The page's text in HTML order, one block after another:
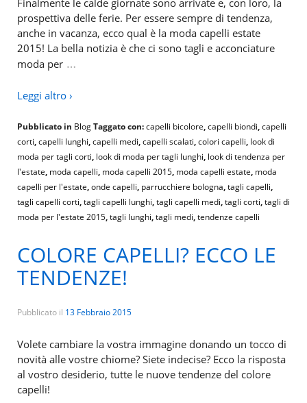
Finalmente le calde giornate sono arrivate e, con loro, la
prospettiva delle ferie. Per essere sempre di tendenza,
anche in vacanza, ecco qual è la moda capelli estate
2015! La bella notizia è che ci sono tagli e acconciature
moda per …
Leggi altro ›
Pubblicato in BlogTaggato con:capelli bicolore,capelli biondi,capelli
corti,capelli lunghi,capelli medi,capelli scalati,colori capelli, look di
moda per tagli corti, look di moda per tagli lunghi, look di tendenza per
l'estate, moda capelli, moda capelli 2015, moda capelli estate, moda
capelli per l'estate,onde capelli, parrucchiere bologna,tagli capelli,
tagli capelli corti,tagli capelli lunghi,tagli capelli medi,tagli corti,tagli di
moda per l'estate 2015,tagli lunghi,tagli medi,tendenze capelli
COLORE CAPELLI? ECCO LE
TENDENZE!
Pubblicato il 13 Febbraio 2015
Volete cambiare la vostra immagine donando un tocco di
novità alle vostre chiome? Siete indecise? Ecco la risposta
al vostro desiderio, tutte le nuove tendenze del colore
capelli!